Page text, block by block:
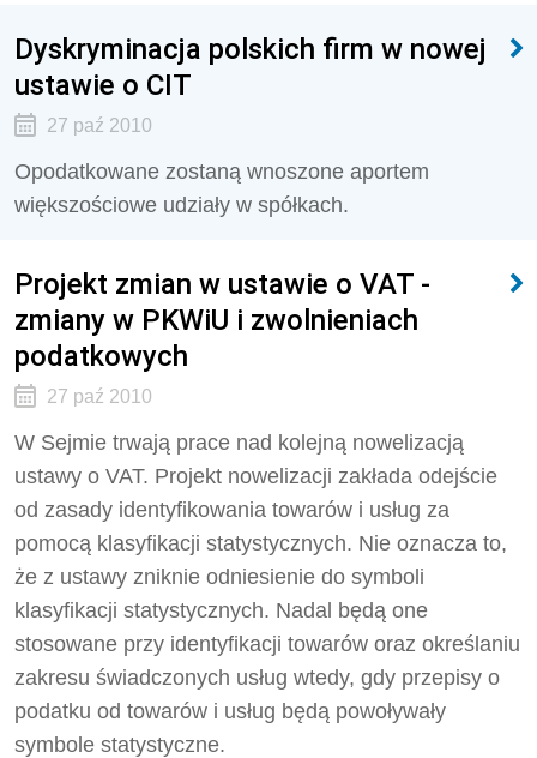
Dyskryminacja polskich firm w nowej
ustawie o CIT
27 paź 2010
Opodatkowane zostaną wnoszone aportem
większościowe udziały w spółkach.
Projekt zmian w ustawie o VAT -
zmiany w PKWiU i zwolnieniach
podatkowych
27 paź 2010
W Sejmie trwają prace nad kolejną nowelizacją
ustawy o VAT. Projekt nowelizacji zakłada odejście
od zasady identyfikowania towarów i usług za
pomocą klasyfikacji statystycznych. Nie oznacza to,
że z ustawy zniknie odniesienie do symboli
klasyfikacji statystycznych. Nadal będą one
stosowane przy identyfikacji towarów oraz określaniu
zakresu świadczonych usług wtedy, gdy przepisy o
podatku od towarów i usług będą powoływały
symbole statystyczne.